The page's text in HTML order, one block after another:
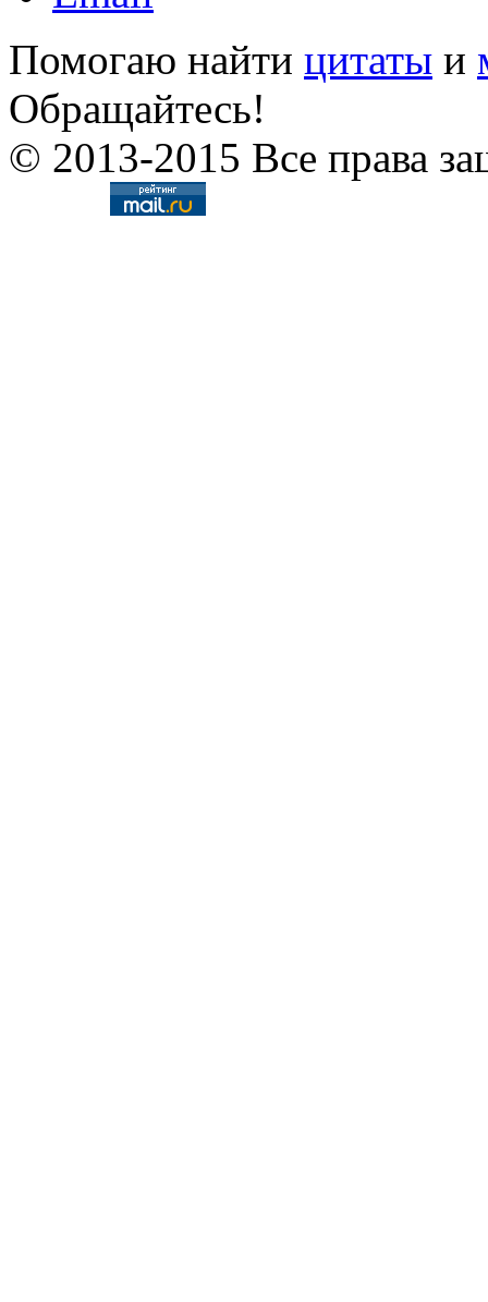
Помогаю найти цитаты и
Обращайтесь!
© 2013-2015 Все права